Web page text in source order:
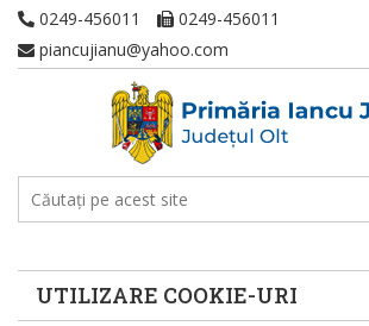
0249-456011
0249-456011
piancujianu@yahoo.com
UTILIZARE COOKIE-URI